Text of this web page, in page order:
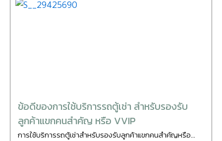
ข้อดีของการใช้บริการรถตู้เช่า สำหรับรองรับ
ลูกค้าแขกคนสำคัญ หรือ VVIP
การใช้บริการรถตู้เช่าสำหรับรองรับลูกค้าแขกคนสำคัญหรือ...